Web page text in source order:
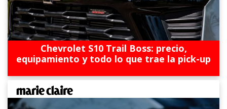
Chevrolet S10 Trail Boss: precio,
equipamiento y todo lo que trae la pick-up